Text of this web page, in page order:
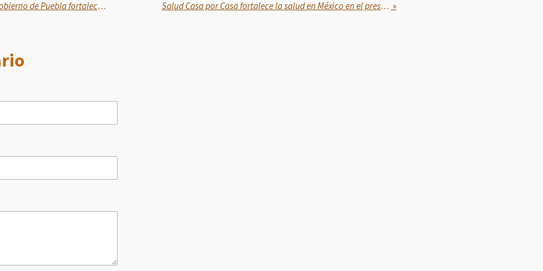
Por seguridad de las familias, Gobierno de Puebla fortalece operativos en carreteras Salud Casa por Casa fortalece la salud en México en el presente y largo plazo »